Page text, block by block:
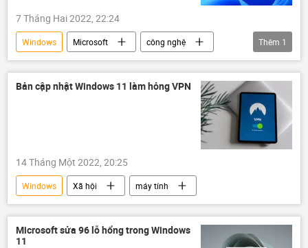
7 Tháng Hai 2022, 22:24
Windows Microsoft
công nghệ
Xã hội
Thêm 1
Bản cập nhật Windows 11 làm hỏng VPN
14 Tháng Một 2022, 20:25
Windows Xã hội máy tính
Microsoft sửa 96 lỗ hổng trong Windows
11